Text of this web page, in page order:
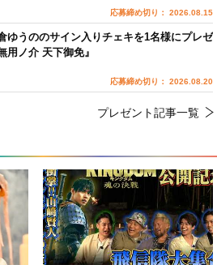
応募締め切り： 2026.08.15
ゆうののサイン入りチェキを1名様にプレゼ
用ノ介 天下御免』
応募締め切り： 2026.08.20
プレゼント記事一覧